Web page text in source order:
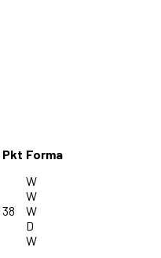
Pkt Forma
38
W
W
W
D
W